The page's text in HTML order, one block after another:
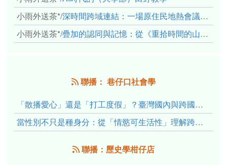
小雨外送茶*/深時間跨域連結：一場原住民地熱會議的初步觀察
小雨外送茶*/疊加的認同與記憶：從《重拾時間的山語》探討「我們的」立場性(positionality)
聯播： 巷仔口社會學
「散播愛心」還是「打工度假」？臺灣國內與跨國捐卵的利他修辭、金錢動機與身體代價
當性別不只是種身分：從「情慾可生活性」理解跨性別者的身體、慾望與認同探索
聯播：歷史學柑仔店